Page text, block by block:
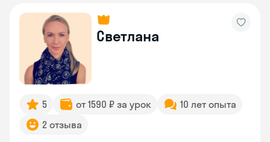
Светлана
5 от 1590 ₽ за урок
10 лет опыта
2 отзыва